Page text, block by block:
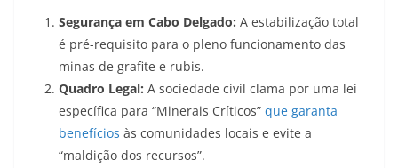
Segurança em Cabo Delgado: A estabilização total
é pré-requisito para o pleno funcionamento das
minas de grafite e rubis.
Quadro Legal: A sociedade civil clama por uma lei
específica para “Minerais Críticos” que garanta
benefícios às comunidades locais e evite a
“maldição dos recursos”.